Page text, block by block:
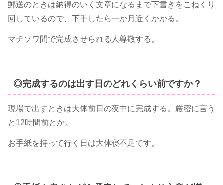
郵送のときは納得のいく文章になるまで下書きをこねくり
回しているので、下手したら一か月近くかかる。
マチソワ間で完成させられる人尊敬する。
◎完成するのは出す日のどれくらい前ですか？
現場で出すときは大体前日の夜中に完成する。厳密に言う
と12時間前とか。
お手紙を持って行く日は大体寝不足です。